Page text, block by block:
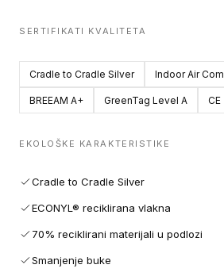
SERTIFIKATI KVALITETA
Cradle to Cradle Silver Indoor Air
BREEAM A+ GreenTag Level A CE
EKOLOŠKE KARAKTERISTIKE
Cradle to Cradle Silver
ECONYL® reciklirana vlakna
70% reciklirani materijali u podlozi
Smanjenje buke